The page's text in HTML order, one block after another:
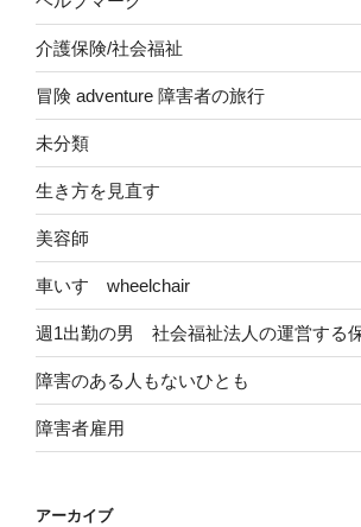
介護保険/社会福祉
冒険 adventure 障害者の旅行
未分類
生き方を見直す
美容師
車いす wheelchair
週1出勤の男 社会福祉法人の運営する
障害のある人もないひとも
障害者雇用
アーカイブ